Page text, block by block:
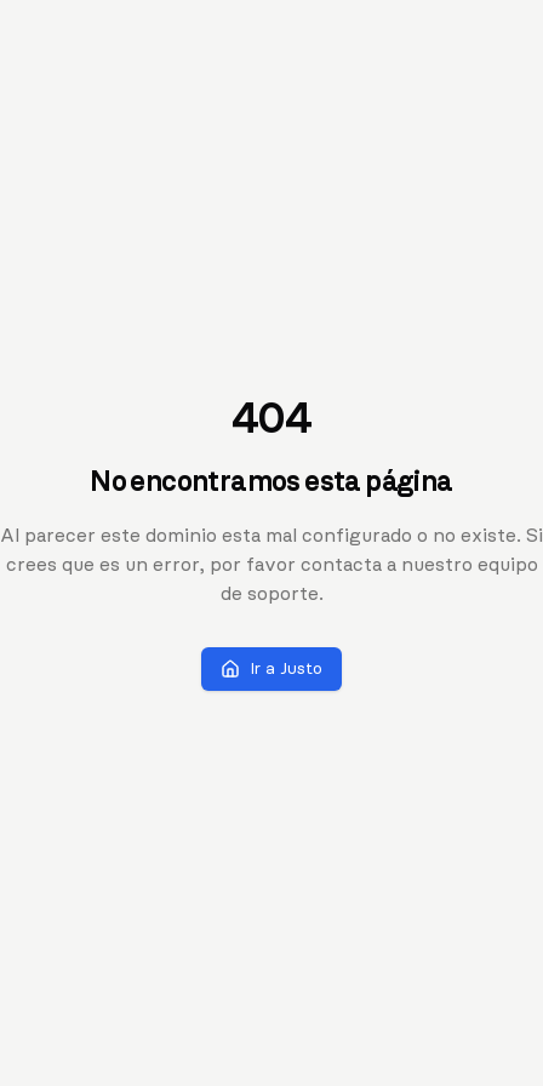
404
No encontramos esta página
Al parecer este dominio esta mal configurado o no existe. Si
crees que es un error, por favor contacta a nuestro equipo
de soporte.
Ir a Justo